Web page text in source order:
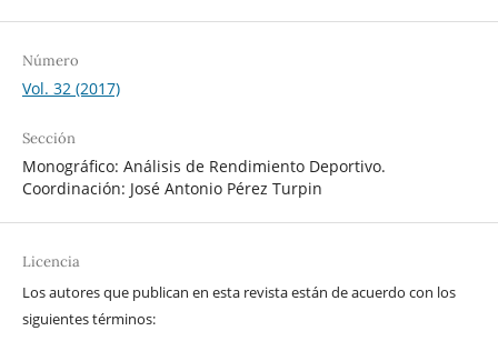
Número
Vol. 32 (2017)
Sección
Monográfico: Análisis de Rendimiento Deportivo.
Coordinación: José Antonio Pérez Turpin
Licencia
Los autores que publican en esta revista están de acuerdo con los
siguientes términos: